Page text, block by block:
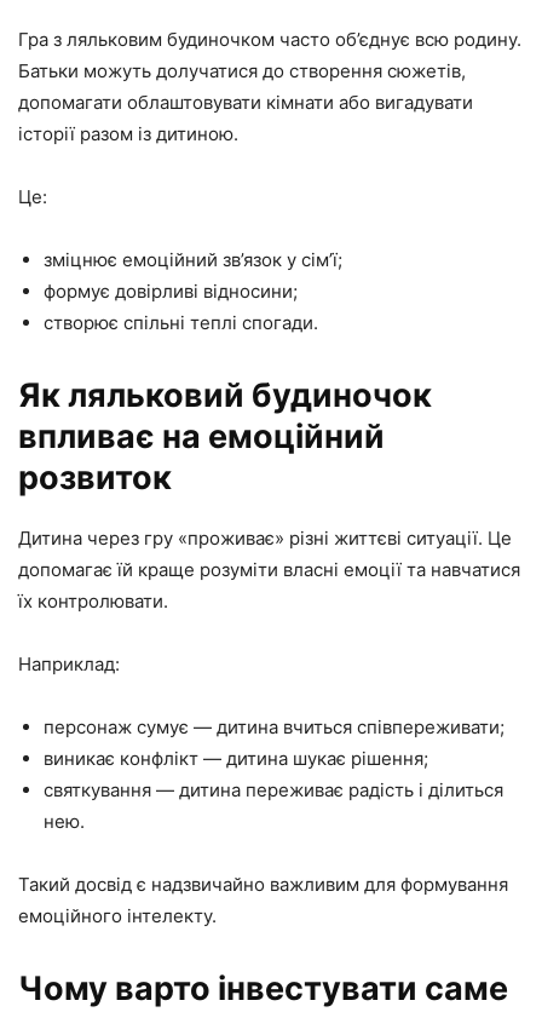
Гра з ляльковим будиночком часто об’єднує всю родину.
Батьки можуть долучатися до створення сюжетів,
допомагати облаштовувати кімнати або вигадувати
історії разом із дитиною.
Це:
зміцнює емоційний зв’язок у сім’ї;
формує довірливі відносини;
створює спільні теплі спогади.
Як ляльковий будиночок
впливає на емоційний
розвиток
Дитина через гру «проживає» різні життєві ситуації. Це
допомагає їй краще розуміти власні емоції та навчатися
їх контролювати.
Наприклад:
персонаж сумує — дитина вчиться співпереживати;
виникає конфлікт — дитина шукає рішення;
святкування — дитина переживає радість і ділиться
нею.
Такий досвід є надзвичайно важливим для формування
емоційного інтелекту.
Чому варто інвестувати саме